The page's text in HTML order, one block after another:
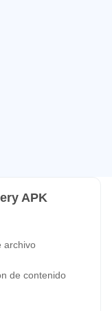
APK
archivo
de contenido